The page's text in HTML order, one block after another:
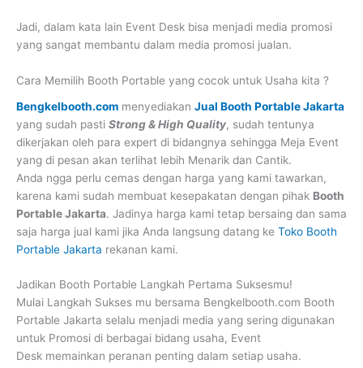
Jadi, dalam kata lain Event Desk bisa menjadi media promosi
yang sangat membantu dalam media promosi jualan.
Cara Memilih Booth Portable yang cocok untuk Usaha kita ?
Bengkelbooth.com menyediakan Jual Booth Portable Jakarta
yang sudah pasti Strong & High Quality, sudah tentunya
dikerjakan oleh para expert di bidangnya sehingga Meja Event
yang di pesan akan terlihat lebih Menarik dan Cantik.
Anda ngga perlu cemas dengan harga yang kami tawarkan,
karena kami sudah membuat kesepakatan dengan pihak Booth
Portable Jakarta. Jadinya harga kami tetap bersaing dan sama
saja harga jual kami jika Anda langsung datang ke Toko Booth
Portable Jakarta rekanan kami.
Jadikan Booth Portable Langkah Pertama Suksesmu!
Mulai Langkah Sukses mu bersama Bengkelbooth.com Booth
Portable Jakarta selalu menjadi media yang sering digunakan
untuk Promosi di berbagai bidang usaha, Event
Desk memainkan peranan penting dalam setiap usaha.